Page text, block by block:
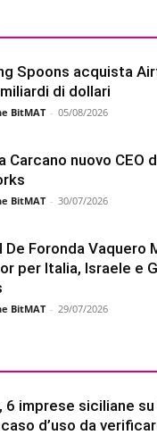
Spoons acquista
di dollari
BitMAT - 05/08/2026
Carcano nuovo CEO
BitMAT - 30/07/2026
De Foronda Vaquero
per Italia, Israele e
BitMAT - 29/07/2026
6 imprese siciliane su
d’uso da